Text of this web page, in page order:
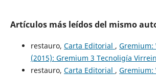
Artículos más leídos del mismo
restauro, Carta Editorial , Gremium:
(2015): Gremium 3 Tecnoligía
restauro, Carta Editorial , Gremium: